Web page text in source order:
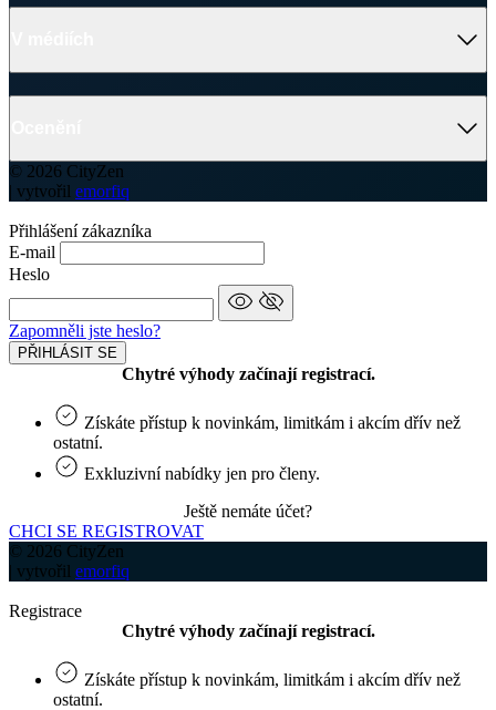
© 2026 CityZen
| vytvořil emorfiq
Přihlášení zákazníka
E-mail
Heslo
Zapomněli jste heslo?
PŘIHLÁSIT SE
Chytré výhody začínají registrací.
Získáte přístup k novinkám, limitkám i akcím dřív než
ostatní.
Exkluzivní nabídky jen pro členy.
Ještě nemáte účet?
CHCI SE REGISTROVAT
© 2026 CityZen
| vytvořil emorfiq
Registrace
Chytré výhody začínají registrací.
Získáte přístup k novinkám, limitkám i akcím dřív než
ostatní.